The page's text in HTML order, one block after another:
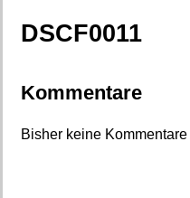
DSCF0011
Kommentare
Bisher keine Kommentare